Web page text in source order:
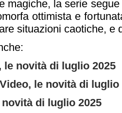
magiche, la serie
ottimista e
situazioni caotiche, e
le novità di luglio 2025
le novità di luglio
novità di luglio 2025